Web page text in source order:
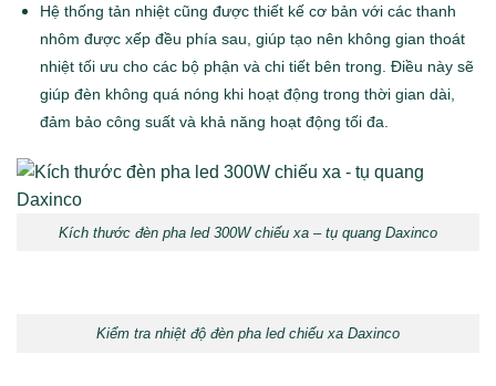
Hệ thống tản nhiệt cũng được thiết kế cơ bản với các thanh
nhôm được xếp đều phía sau, giúp tạo nên không gian thoát
nhiệt tối ưu cho các bộ phận và chi tiết bên trong. Điều này sẽ
giúp đèn không quá nóng khi hoạt động trong thời gian dài,
đảm bảo công suất và khả năng hoạt động tối đa.
Kích thước đèn pha led 300W chiếu xa – tụ quang Daxinco
Kiểm tra nhiệt độ đèn pha led chiếu xa Daxinco